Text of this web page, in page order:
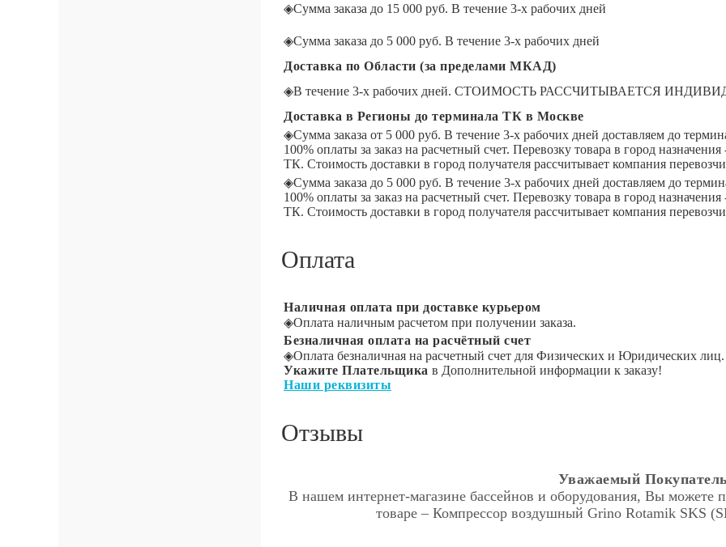
◈Сумма заказа до 15 000 руб. В течение 3-х рабочих дней
◈Сумма заказа до 5 000 руб. В течение 3-х рабочих дней
Доставка по Области (за пределами МКАД)
◈В течение 3-х рабочих дней. СТОИМОСТЬ РАССЧИТЫВАЕТСЯ
Доставка в Регионы до терминала ТК в Москве
◈Сумма заказа от 5 000 руб. В течение 3-х рабочих дней доставляем до
100% оплаты за заказ на расчетный счет. Перевозку товара в город
ТК. Стоимость доставки в город получателя рассчитывает компания
◈Сумма заказа до 5 000 руб. В течение 3-х рабочих дней доставляем до
100% оплаты за заказ на расчетный счет. Перевозку товара в город
ТК. Стоимость доставки в город получателя рассчитывает компания
Оплата
Наличная оплата при доставке курьером
◈Оплата наличным расчетом при получении заказа.
Безналичная оплата на расчётный счет
◈Оплата безналичная на расчетный счет для Физических и Юридических лиц.
Укажите Плательщика в Дополнительной информации к заказу!
Наши реквизиты
Отзывы
Уважаемый
В нашем интернет-магазине бассейнов и оборудования, Вы можете
товаре – Компрессор воздушный Grino Rotamik SKS